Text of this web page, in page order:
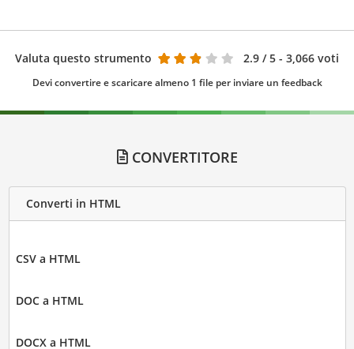
Valuta questo strumento 2.9 / 5 - 3,066 voti
Devi convertire e scaricare almeno 1 file per inviare un feedback
CONVERTITORE
Converti in HTML
CSV a HTML
DOC a HTML
DOCX a HTML